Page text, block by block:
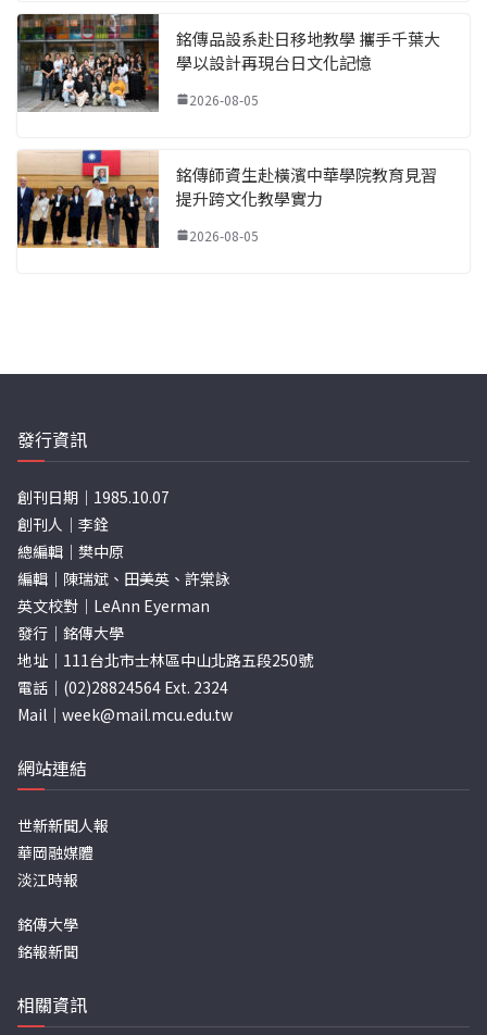
銘傳品設系赴日移地教學 攜手千葉大
學以設計再現台日文化記憶
2026-08-05
銘傳師資生赴橫濱中華學院教育見習
提升跨文化教學實力
2026-08-05
發行資訊
創刊日期｜1985.10.07
創刊人｜李銓
總編輯｜樊中原
編輯｜陳瑞斌、田美英、許棠詠
英文校對｜LeAnn Eyerman
發行｜銘傳大學
地址｜111台北市士林區中山北路五段250號
電話｜(02)28824564 Ext. 2324
Mail｜ week@mail.mcu.edu.tw
網站連結
世新新聞人報
華岡融媒體
淡江時報
銘傳大學
銘報新聞
相關資訊